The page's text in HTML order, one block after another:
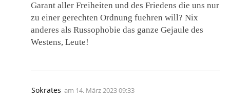
Garant aller Freiheiten und des Friedens die uns nur
zu einer gerechten Ordnung fuehren will? Nix
anderes als Russophobie das ganze Gejaule des
Westens, Leute!
Sokrates am 14. März 2023 09:33